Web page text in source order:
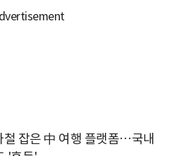
철 잡은 中 여행 플랫폼…국내